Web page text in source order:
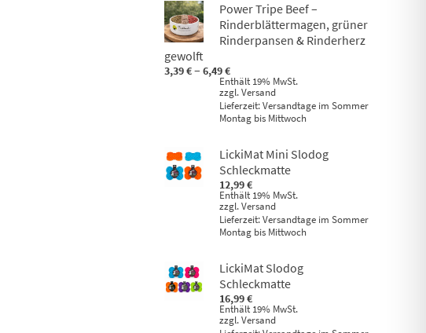
Power Tripe Beef –
Rinderblättermagen, grüner
Rinderpansen & Rinderherz
gewolft
3,39€– 6,49€Preisspanne:
3,39 €
bis
6,49 €
Enthält 19% MwSt.
zzgl.Versand
Lieferzeit: Versandtage im Sommer
Montag bis Mittwoch
LickiMat Mini Slodog
Schleckmatte
12,99€
Enthält 19% MwSt.
zzgl.Versand
Lieferzeit: Versandtage im Sommer
Montag bis Mittwoch
LickiMat Slodog
Schleckmatte
16,99€
Enthält 19% MwSt.
zzgl.Versand